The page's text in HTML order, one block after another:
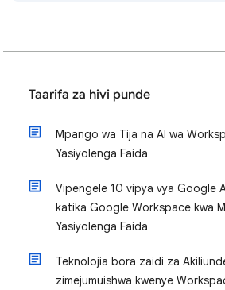
Taarifa za hivi punde
Mpango wa Tija na AI wa
Yasiyolenga Faida
Vipengele 10 vipya vya Google
katika Google Workspace kwa
Yasiyolenga Faida
Teknolojia bora zaidi za
zimejumuishwa kwenye